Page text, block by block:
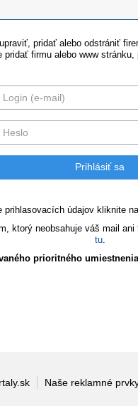
pridať alebo odstrániť
pridať firmu alebo www stránku,
prihlasovacích údajov kliknite na
ktorý neobsahuje váš mail
tu.
prioritného
Naše reklamné